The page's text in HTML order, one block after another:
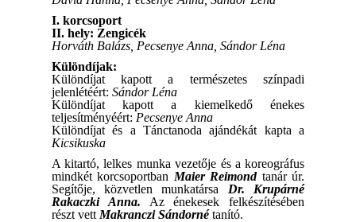
I. korcsoport
II. hely: Zengicék
Horváth Balázs, Pecsenye Anna, Sándor Léna
Különdíjak:
Különdíjat kapott a természetes színpadi
jelenlétéért: Sándor Léna
Különdíjat kapott a kiemelkedő énekes
teljesítményéért: Pecsenye Anna
Különdíjat és a Tánctanoda ajándékát kapta a
Kicsikuska
A kitartó, lelkes munka vezetője és a koreográfus
mindkét korcsoportban Maier Reimondtanár úr.
Segítője, közvetlen munkatársa Dr. Krupárné
Rakaczki Anna. Az énekesek felkészítésében
részt vett Makranczi Sándornétanító.